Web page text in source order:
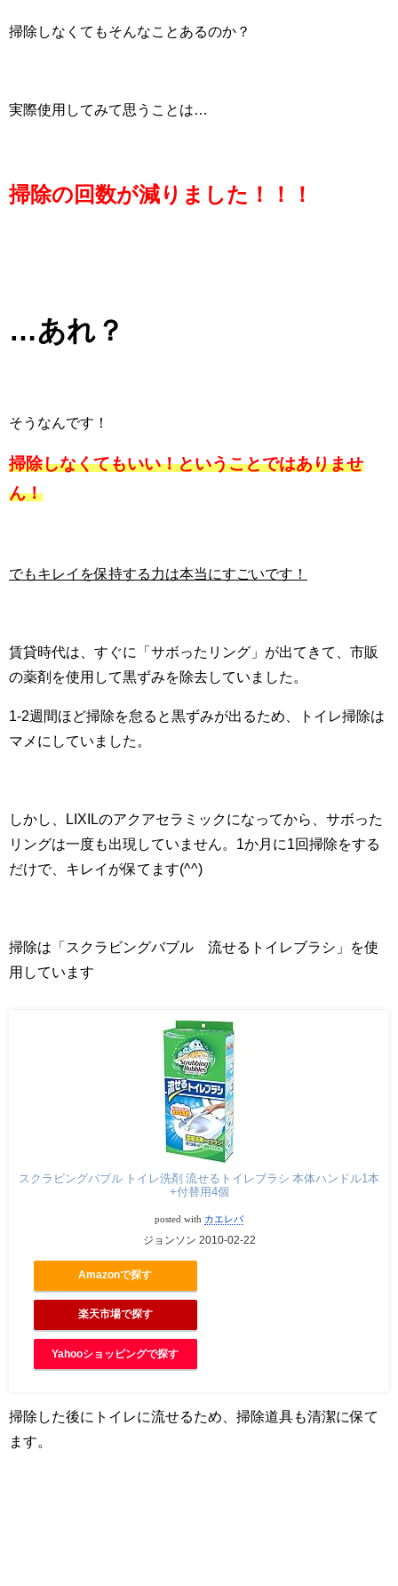
掃除しなくてもそんなことあるのか？
実際使用してみて思うことは…
掃除の回数が減りました！！！
…あれ？
そうなんです！
掃除しなくてもいい！ということではありませ
ん！
でもキレイを保持する力は本当にすごいです！
賃貸時代は、すぐに「サボったリング」が出てきて、市販
の薬剤を使用して黒ずみを除去していました。
1-2週間ほど掃除を怠ると黒ずみが出るため、トイレ掃除は
マメにしていました。
しかし、LIXILのアクアセラミックになってから、サボった
リングは一度も出現していません。1か月に1回掃除をする
だけで、キレイが保てます(^^)
掃除は「スクラビングバブル 流せるトイレブラシ」を使
用しています
スクラビングバブル トイレ洗剤 流せるトイレブラシ 本体ハンドル1本
+付替用4個
posted with カエレバ
ジョンソン 2010-02-22
Amazonで探す
楽天市場で探す
Yahooショッピングで探す
掃除した後にトイレに流せるため、掃除道具も清潔に保て
ます。